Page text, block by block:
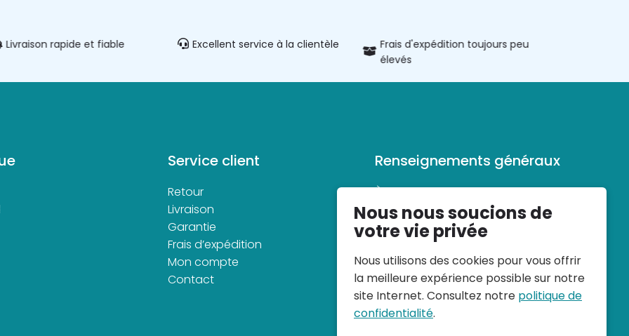
Livraison rapide et fiable Excellent service à la clientèle
Frais d'expédition toujours peu
élevés
Service client
Retour
Livraison
Garantie
Frais d’expédition
Mon compte
Contact
Renseignements généraux
À propos de veloconfort
Conditions générales d’utilisation
Déclaration de confidentialité
Nous nous soucions de
votre vie privée
Nous utilisons des cookies pour vous offrir
la meilleure expérience possible sur notre
site Internet. Consultez notre politique de
confidentialité.